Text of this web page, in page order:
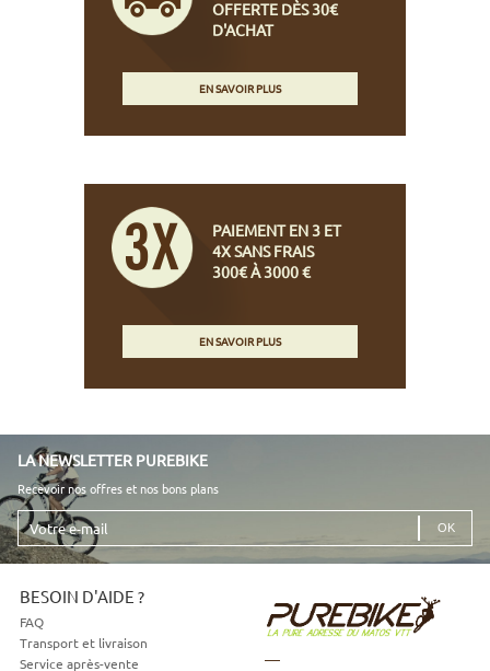
OFFERTE DÈS 30€
D'ACHAT
EN SAVOIR PLUS
PAIEMENT EN 3 ET
4X SANS FRAIS
300€ À 3000 €
EN SAVOIR PLUS
LA NEWSLETTER PUREBIKE
Recevoir nos offres et nos bons plans
Votre
e-
mail
BESOIN D'AIDE ?
FAQ
Transport et livraison
Service après-vente